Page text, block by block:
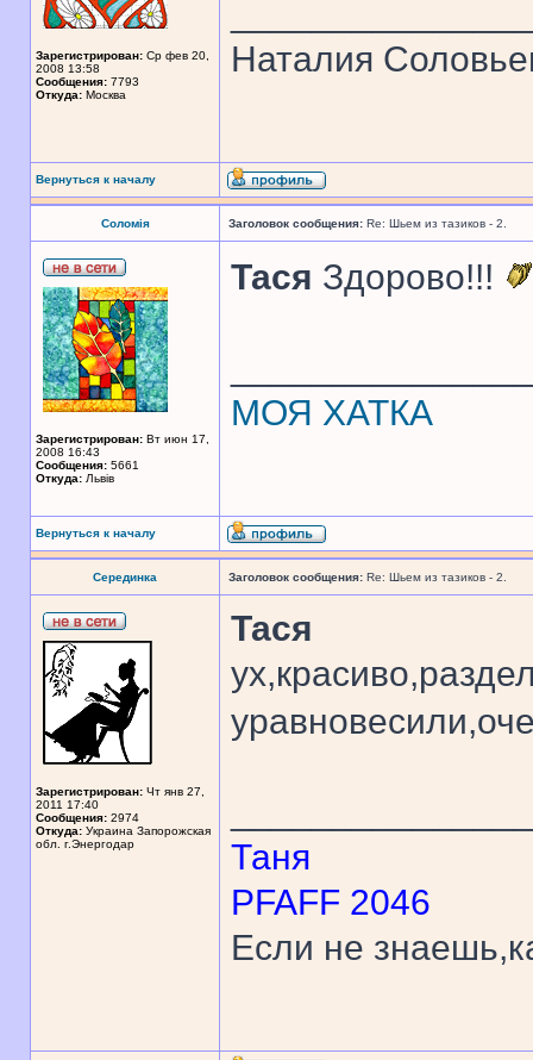
Зарегистрирован: Ср фев 20,
2008 13:58
Сообщения: 7793
Откуда: Москва
Наталия
Вернуться к началу
Соломія Заголовок сообщения: Re: Шьем из тазиков - 2.
Зарегистрирован: Вт июн 17,
2008 16:43
Сообщения: 5661
Откуда: Львів
Тася Здорово!!!
МОЯ ХАТКА
Вернуться к началу
Серединка Заголовок сообщения: Re: Шьем из тазиков - 2.
Зарегистрирован: Чт янв 27,
2011 17:40
Сообщения: 2974
Откуда: Украина Запорожская
обл. г.Энергодар
Тася
Таня
PFAFF 2046
Если не